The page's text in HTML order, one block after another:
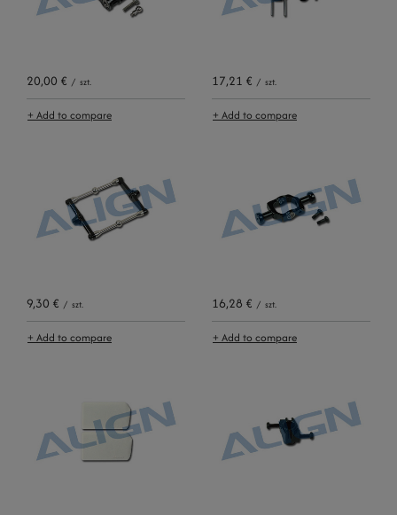
20,00 € / szt.
+ Add to compare
17,21 € / szt.
+ Add to compare
9,30 € / szt.
+ Add to compare
16,28 € / szt.
+ Add to compare